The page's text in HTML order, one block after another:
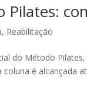
Pilates:
, Reabilitação
do Método
é alcançada